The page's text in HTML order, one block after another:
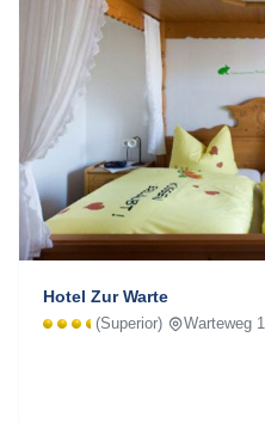
Hotel Zur Warte
(Superior) Warteweg